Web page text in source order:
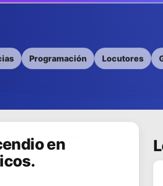
Programación Locutores
en